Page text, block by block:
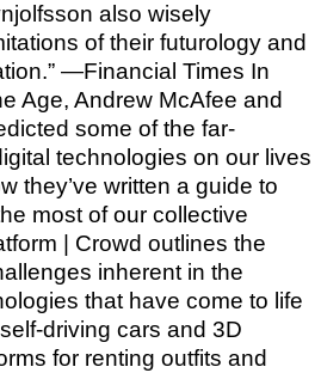
also wisely
of their futurology and
—Financial Times In
Age, Andrew McAfee and
some of the far-
technologies on our lives
they’ve written a guide to
most of our collective
| Crowd outlines the
inherent in the
that have come to life
driving cars and 3D
for renting outfits and